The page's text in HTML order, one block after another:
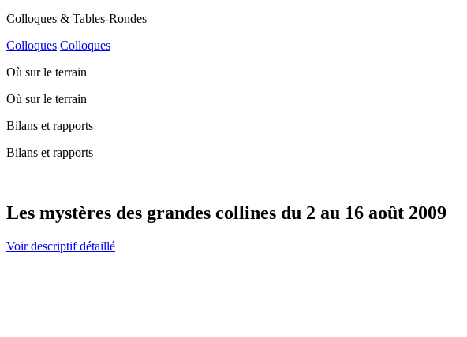
Colloques & Tables-Rondes
Colloques Colloques
Où sur le terrain
Où sur le terrain
Bilans et rapports
Bilans et rapports
Les mystères des grandes collines du 2 au 16 août 2009
Voir descriptif détaillé